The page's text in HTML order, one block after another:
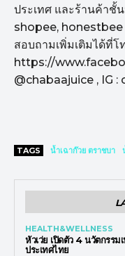
ประเทศ และร้านค้าชั้
shopee, honestbee
สอบถามเพิ่มเติมได้ที่โ
https://
@chabaajuice , IG :
TAGS น้ำเฉาก๊วย ตราชบา
HEALTH&WELLNESS
หัวเว่ย เปิดตัว 4 นวัตกรรม
ประเทศไทย